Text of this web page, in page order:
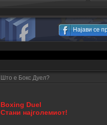
Најави се
Што е Бокс Дуел?
Boxing Duel
Стани најголемиот!